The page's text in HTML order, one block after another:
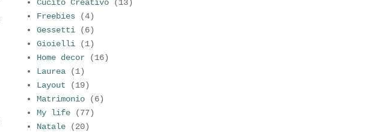
Cucito Creativo
(13)
Freebies
(4)
Gessetti
(6)
Gioielli
(1)
Home decor
(16)
Laurea
(1)
Layout
(19)
Matrimonio
(6)
My life
(77)
Natale
(20)